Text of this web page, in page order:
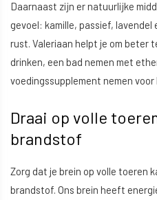
Daarnaast zijn er natuurlijke
gevoel: kamille, passief,
rust. Valeriaan helpt je om beter
drinken, een bad nemen met
voedingssupplement nemen voor
Draai op volle
brandstof
Zorg dat je brein op volle toeren
brandstof. Ons brein heeft